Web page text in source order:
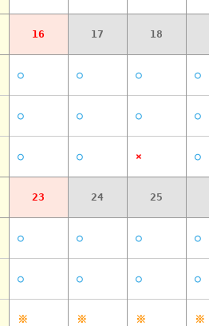
16 17 18
○ ○ ○ ○
○ ○ ○ ○
○ ○ × ○
23 24 25
○ ○ ○ ○
○ ○ ○ ○
※ ※ ※ ※